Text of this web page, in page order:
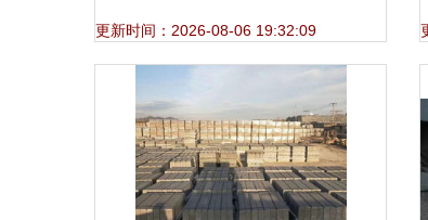
更新时间：2026-08-06 19:32:09